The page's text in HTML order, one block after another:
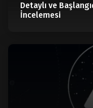
Detaylı ve
İncelemesi